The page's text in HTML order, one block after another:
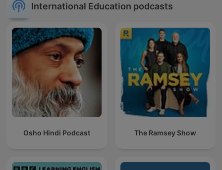
International Education podcasts
Osho Hindi Podcast The Ramsey Show